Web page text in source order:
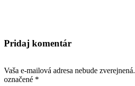
Pridaj komentár
Vaša e-mailová adresa nebude zverejnená.
označené *